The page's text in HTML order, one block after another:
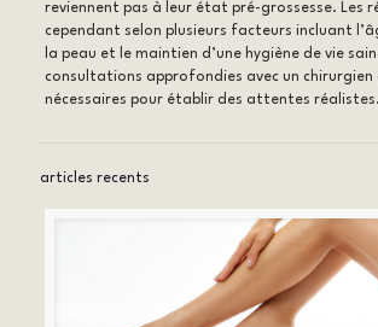
reviennent pas à leur état pré-grossesse. Les
cependant selon plusieurs facteurs incluant
la peau et le maintien d’une hygiène de vie
consultations approfondies avec un
nécessaires pour établir des attentes réalistes.
articles recents